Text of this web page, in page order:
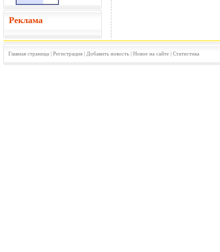
Реклама
Главная страница | Регистрация| Добавить новость| Новое на сайте| Статистика